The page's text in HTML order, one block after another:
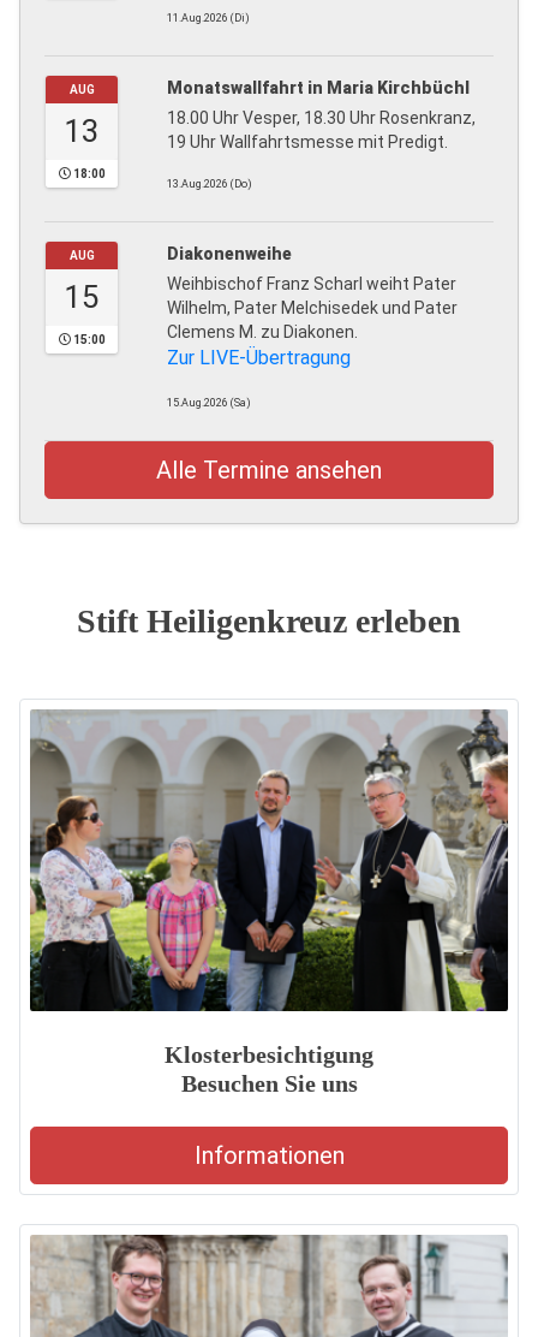
11.Aug.2026 (Di)
AUG
13
18:00
Monatswallfahrt in Maria Kirchbüchl
18.00 Uhr Vesper, 18.30 Uhr Rosenkranz,
19 Uhr Wallfahrtsmesse mit Predigt.
13.Aug.2026 (Do)
AUG
15
15:00
Diakonenweihe
Weihbischof Franz Scharl weiht Pater
Wilhelm, Pater Melchisedek und Pater
Clemens M. zu Diakonen.
Zur LIVE-Übertragung
15.Aug.2026 (Sa)
Alle Termine ansehen
Stift Heiligenkreuz erleben
Klosterbesichtigung
Besuchen Sie uns
Informationen